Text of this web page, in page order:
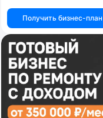
Получить бизнес-план